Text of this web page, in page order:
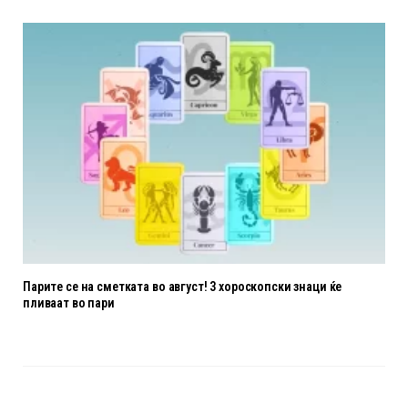
Парите се на сметката во август! 3 хороскопски знаци ќе
пливаат во пари